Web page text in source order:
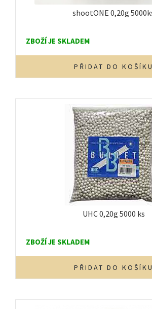
shootONE 0,20g
ZBOŽÍ JE SKLADEM
PŘIDAT DO KOŠÍKU
UHC 0,20g 5000 ks
ZBOŽÍ JE SKLADEM
PŘIDAT DO KOŠÍKU